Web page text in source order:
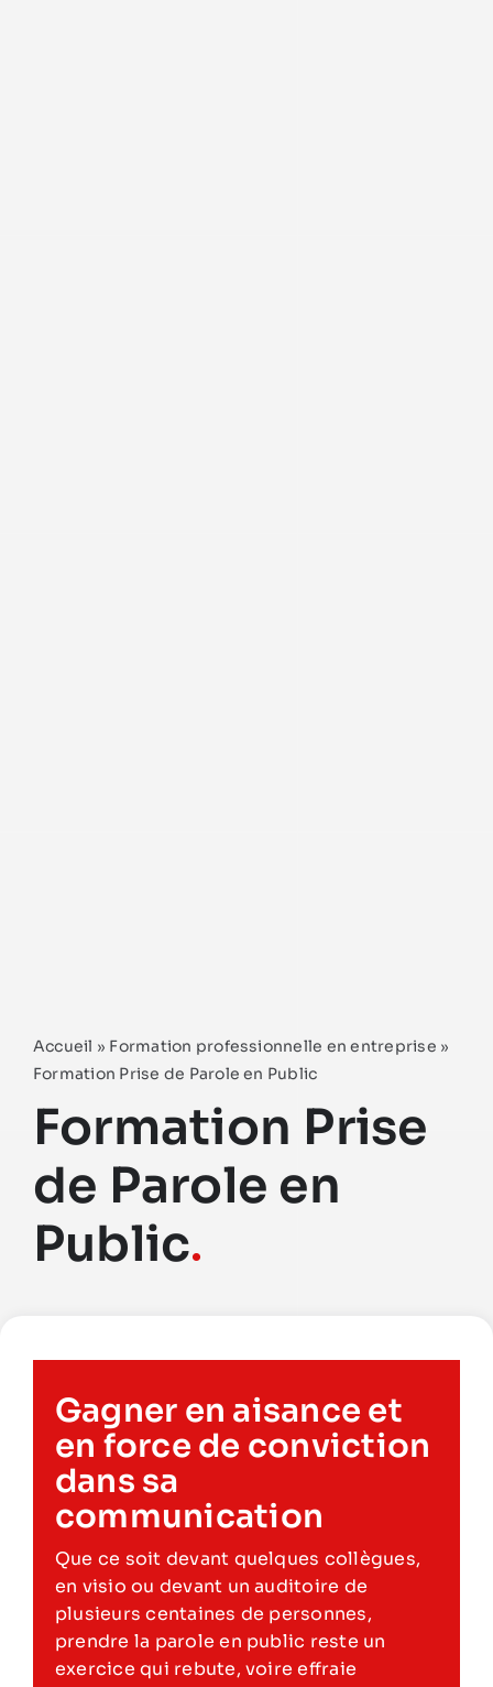
Accueil » Formation professionnelle en entreprise »
Formation Prise de Parole en Public
Formation Prise
de Parole en
Public.
Gagner en aisance et
en force de conviction
dans sa
communication
Que ce soit devant quelques collègues,
en visio ou devant un auditoire de
plusieurs centaines de personnes,
prendre la parole en public reste un
exercice qui rebute, voire effraie